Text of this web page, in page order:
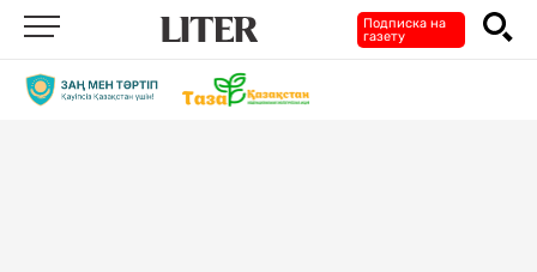
Подписка на
газету